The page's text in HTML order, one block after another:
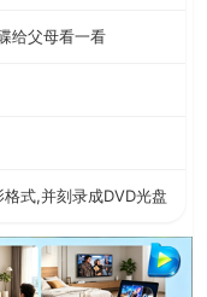
给父母看一看
式,并刻录成DVD光盘